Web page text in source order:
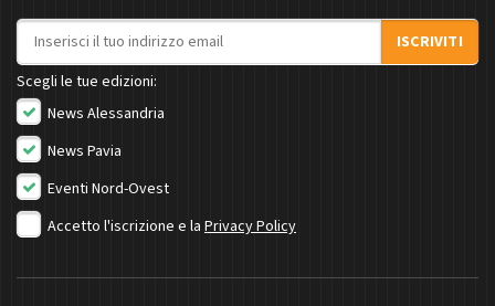
Indirizzo email
ISCRIVITI
Scegli le tue edizioni:
News Alessandria
News Pavia
Eventi Nord-Ovest
Accetto l'iscrizione e la Privacy Policy